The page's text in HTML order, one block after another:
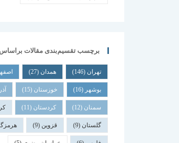
برچسب تقسیم‌بندی مقالات
تهران (146) همدان (27)
بوشهر (16) خوزستان (15)
سمنان (12) کردستان (11)
گلستان (9) قزوین (9)